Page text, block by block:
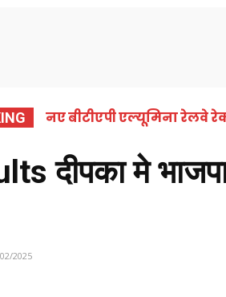
नए बीटीएपी एल्यूमिना रेलवे
दीपका मे
2025